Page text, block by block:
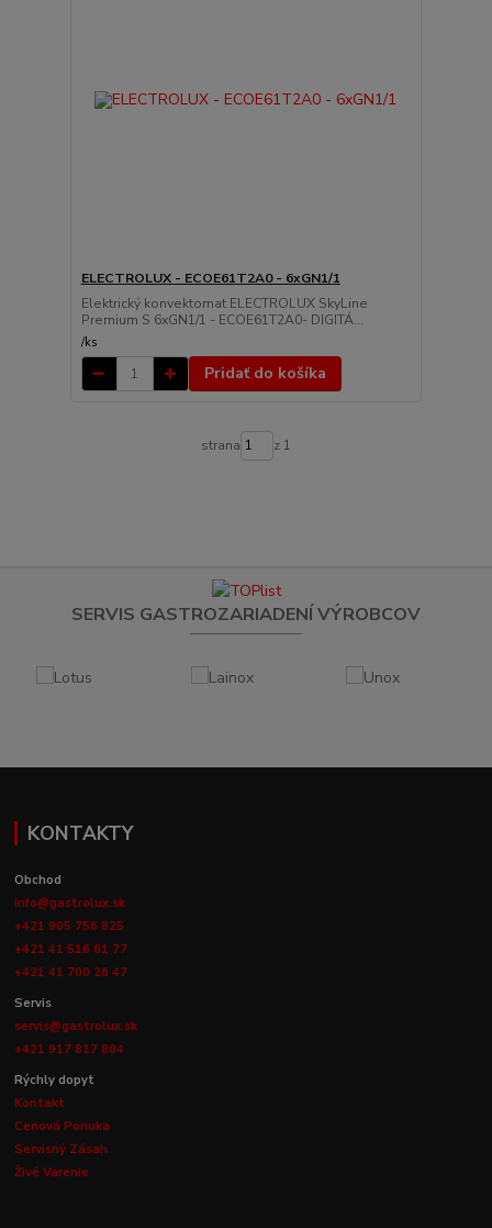
ELECTROLUX - ECOE61T2A0 - 6xGN1/1
Elektrický konvektomat ELECTROLUX SkyLine
Premium S 6xGN1/1 - ECOE61T2A0- DIGITÁ...
/ks
Pridať do košíka
strana z 1
SERVIS GASTROZARIADENÍ VÝROBCOV
KONTAKTY
Obchod
info@gastrolux.sk
+421 905 756 825
+421 41 516 61 77
+421 41 700 26 47
Servis
servis@gastrolux.sk
+421 917 817 804
Rýchly dopyt
Kontakt
Cenová Ponuka
Servisný Zásah
Živé Varenie